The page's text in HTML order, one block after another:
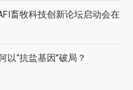
畜牧科技创新论坛启动会在
以“抗盐基因”破局？